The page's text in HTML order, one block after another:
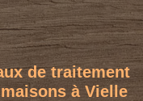
de traitement
à Vielle